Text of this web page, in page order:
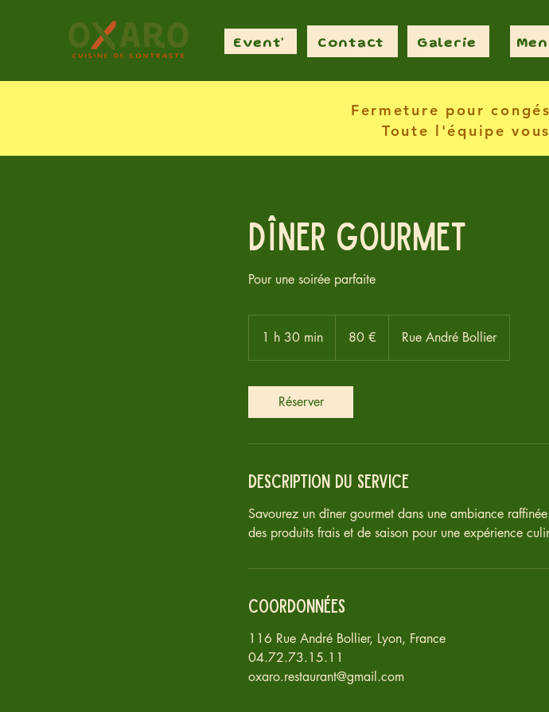
Event' Contact Galerie
Fermeture pour
Toute l'équipe
Dîner Gourmet
Pour une soirée parfaite
1 h 30 min
3
80 € Rue André Bollier
Réserver
Description du service
Savourez un dîner gourmet dans une ambiance
des produits frais et de saison pour une expérience
Coordonnées
116 Rue André Bollier, Lyon, France
04.72.73.15.11
oxaro.restaurant@gmail.com